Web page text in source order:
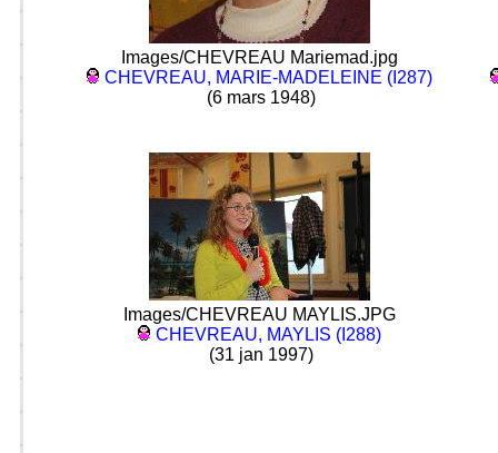
Images/CHEVREAU Mariemad.jpg
CHEVREAU, MARIE-MADELEINE (I287)
(6 mars 1948)
Images/CHEVREAU MAYLIS.JPG
CHEVREAU, MAYLIS (I288)
(31 jan 1997)